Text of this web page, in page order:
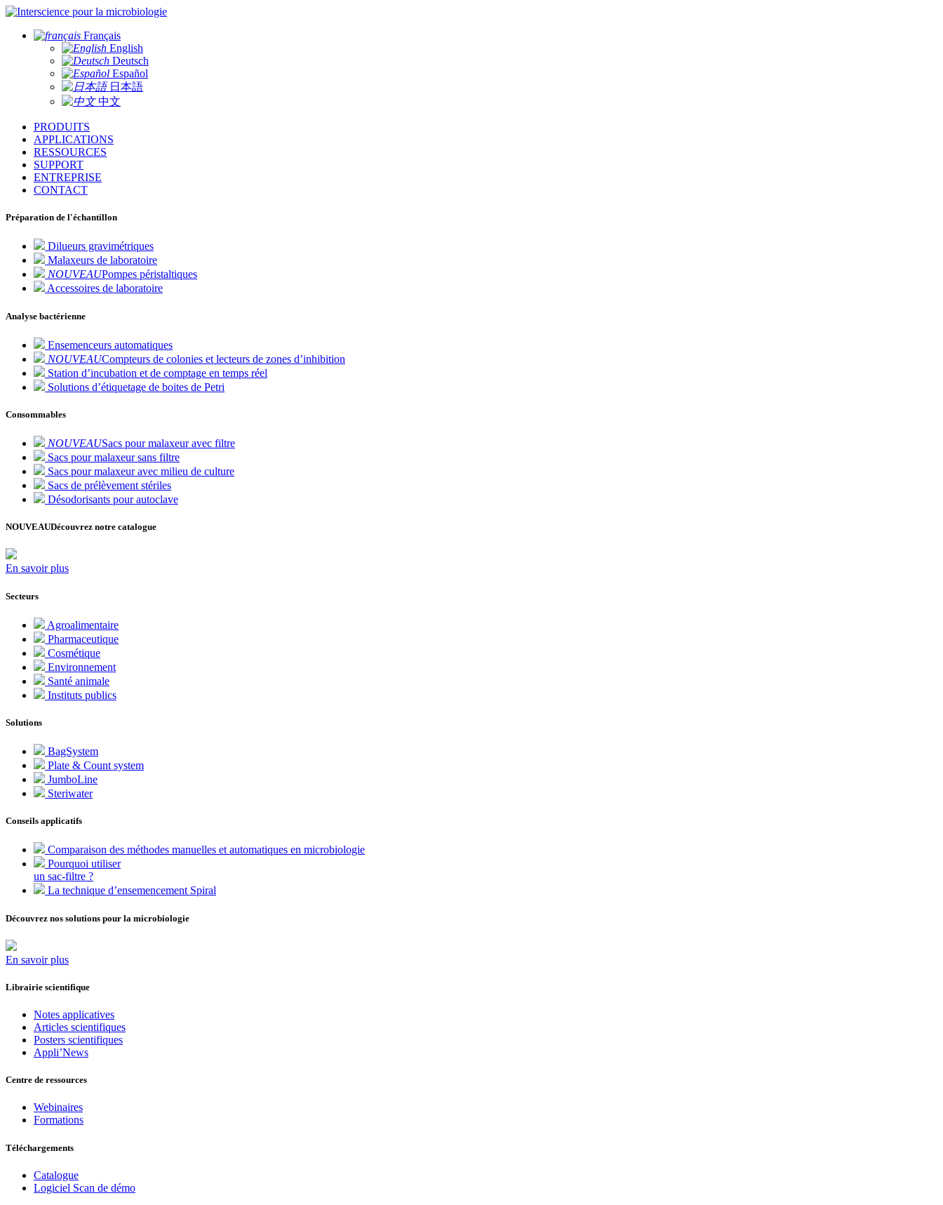
pour la microbiologie
Français
English
Deutsch
Español
日本語
中文
PRODUITS
APPLICATIONS
RESSOURCES
SUPPORT
ENTREPRISE
CONTACT
Préparation de l'échantillon
Dilueurs gravimétriques
Malaxeurs de laboratoire
NOUVEAUPompes péristaltiques
Accessoires de laboratoire
Analyse bactérienne
Ensemenceurs automatiques
NOUVEAUCompteurs de colonies et lecteurs de zones d’inhibition
Station d’incubation et de comptage en temps réel
Solutions d’étiquetage de boites de Petri
Consommables
NOUVEAUSacs pour malaxeur avec filtre
Sacs pour malaxeur sans filtre
Sacs pour malaxeur avec milieu de culture
Sacs de prélèvement stériles
Désodorisants pour autoclave
NOUVEAUDécouvrez notre catalogue
En savoir plus
Secteurs
Agroalimentaire
Pharmaceutique
Cosmétique
Environnement
Santé animale
Instituts publics
Solutions
BagSystem
Plate & Count system
JumboLine
Steriwater
Conseils applicatifs
Comparaison des méthodes manuelles et automatiques en microbiologie
Pourquoi utiliser
un sac-filtre ?
La technique d’ensemencement Spiral
Découvrez nos solutions pour la microbiologie
En savoir plus
Librairie scientifique
Notes applicatives
Articles scientifiques
Posters scientifiques
Appli’News
Centre de ressources
Webinaires
Formations
Téléchargements
Catalogue
Logiciel Scan de démo